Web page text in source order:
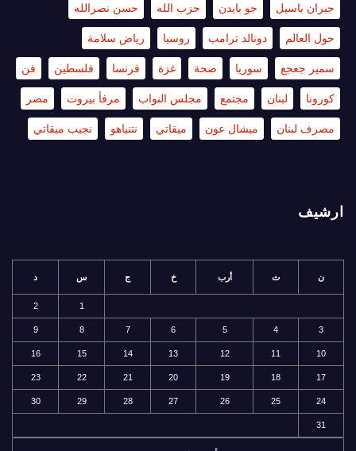
جبران باسيل جو بايدن حزب الله حسن نصرالله
حول العالم دونالد ترامب روسيا رياض سلامة
سمير جعجع سوريا صحة غزة فرنسا فلسطين فن
كورونا لبنان مجتمع مجلس النواب مرفأ بيروت مصر
مصرف لبنان ميشال عون ميقاتي نتنياهو نجيب ميقاتي
ارشيف
ن ث أرب خ ج س د
1
2
3
4
5
6
7
8
9
10
11
12
13
14
15
16
17
18
19
20
21
22
23
24
25
26
27
28
29
30
31